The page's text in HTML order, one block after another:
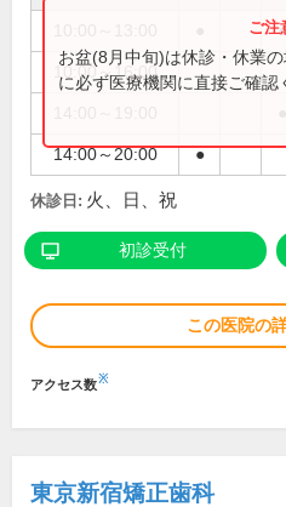
●
10:00～16:00
14:00～20:00 ●
お盆(8月中旬)は休診・休業
に必ず医療機関に直接ご確認
休診日: 火、日、祝
初診受付
この医院の
アクセス数※
東京新宿矯正歯科